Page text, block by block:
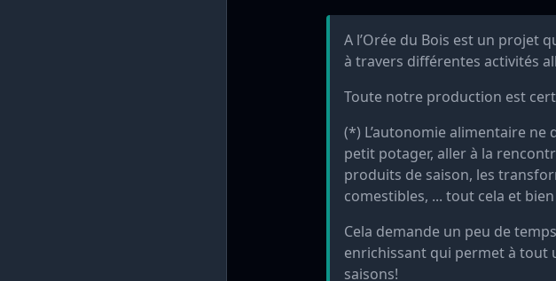
A l’Orée du Bois est un projet
à travers différentes activités
Toute notre production est
(*) L’autonomie alimentaire ne
petit potager, aller à la
produits de saison, les
comestibles, ... tout cela et
Cela demande un peu de
enrichissant qui permet à tout
saisons!